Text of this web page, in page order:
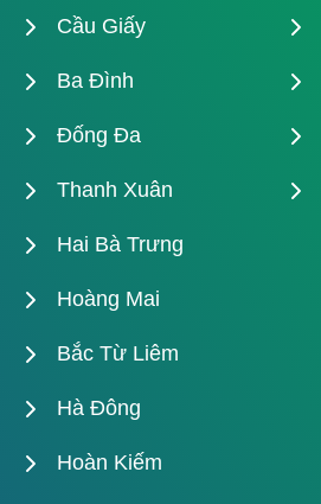
Cầu Giấy
Ba Đình
Đống Đa
Thanh Xuân
Hai Bà Trưng
Hoàng Mai
Bắc Từ Liêm
Hà Đông
Hoàn Kiếm